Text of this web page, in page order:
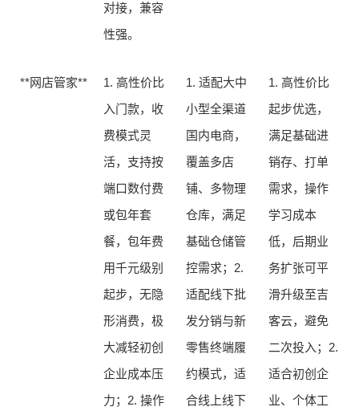
对接，兼容
性强。
**网店管家**
1. 高性价比
入门款，收
费模式灵
活，支持按
端口数付费
或包年套
餐，包年费
用千元级别
起步，无隐
形消费，极
大减轻初创
企业成本压
力；2. 操作
1. 适配大中
小型全渠道
国内电商，
覆盖多店
铺、多物理
仓库，满足
基础仓储管
控需求；2.
适配线下批
发分销与新
零售终端履
约模式，适
合线上线下
1. 高性价比
起步优选，
满足基础进
销存、打单
需求，操作
学习成本
低，后期业
务扩张可平
滑升级至吉
客云，避免
二次投入；2.
适合初创企
业、个体工